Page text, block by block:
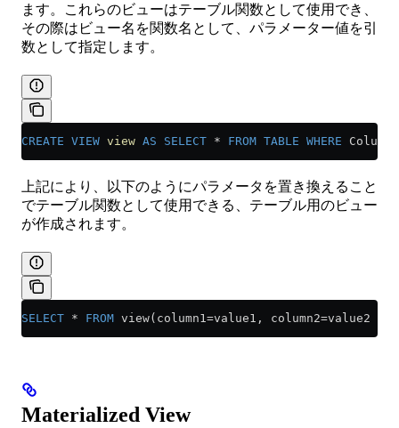
ます。これらのビューはテーブル関数として使用でき、
その際はビュー名を関数名として、パラメーター値を引
数として指定します。
CREATE VIEW view AS SELECT * FROM TABLE WHERE Column1
上記により、以下のようにパラメータを置き換えること
でテーブル関数として使用できる、テーブル用のビュー
が作成されます。
SELECT * FROM view(column1=value1, column2=value2
Materialized View